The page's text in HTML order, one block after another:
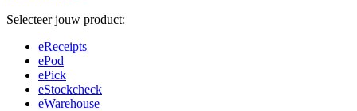
Selecteer jouw product:
eReceipts
ePod
ePick
eStockcheck
eWarehouse